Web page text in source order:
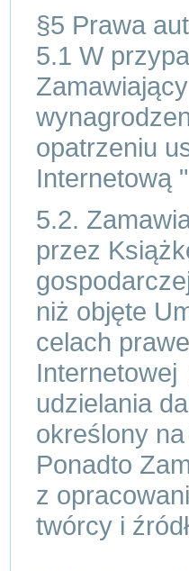
§5 Prawa
5.1 W
opatrzeniu
Internetową "
5.2.
przez
niż objęte
celach
Internetowej
udzielania
określony
Ponadto
z
twórcy i